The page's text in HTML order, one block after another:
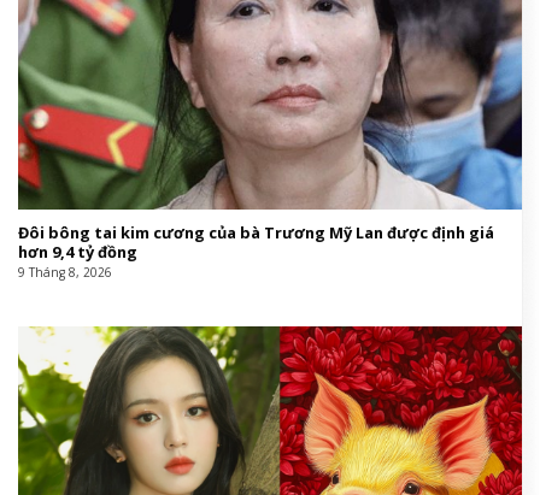
Đôi bông tai kim cương của bà Trương Mỹ Lan được định giá
hơn 9,4 tỷ đồng
9 Tháng 8, 2026